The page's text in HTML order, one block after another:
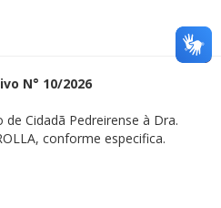
N° 10/2026
Cidadã Pedreirense à Dra.
conforme especifica.